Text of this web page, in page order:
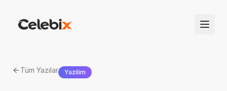
Tüm Yazılar Yazilim